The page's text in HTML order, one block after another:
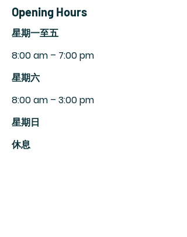
Opening Hours
​星期一至五
8:00 am – 7:00 pm
​星期六
8:00 am – 3:00 pm
星期日
休息